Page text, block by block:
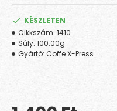
KÉSZLETEN
Cikkszám: 1410
Súly: 100.00g
Gyártó: Coffe X-Press